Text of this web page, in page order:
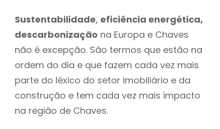
Sustentabilidade, eficiência energética,
descarbonização na Europa e Chaves
não é excepção. São termos que estão na
ordem do dia e que fazem cada vez mais
parte do léxico do setor imobiliário e da
construção e tem cada vez mais impacto
na região de Chaves.